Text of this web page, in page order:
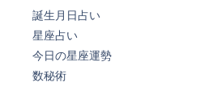
誕生月日占い
星座占い
今日の星座運勢
数秘術